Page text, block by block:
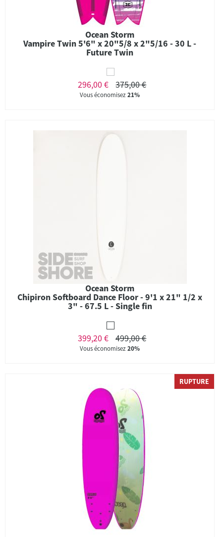
Ocean Storm
Vampire Twin 5'6" x 20"5/8 x 2"5/16 - 30 L -
Future Twin
296,00 € 375,00 €
Vous économisez21%
Ocean Storm
Chipiron Softboard Dance Floor - 9'1 x 21" 1/2 x
3" - 67.5 L - Single fin
399,20 € 499,00 €
Vous économisez20%
RUPTURE